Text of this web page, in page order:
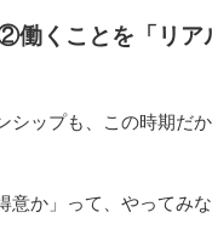
働くことを「リア
シップも、この時期だ
意か」って、やってみ